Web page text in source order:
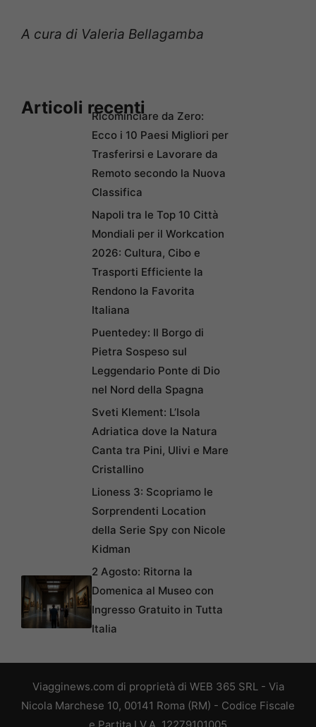
A cura di Valeria Bellagamba
Articoli recentiRicominciare da Zero:
Ecco i 10 Paesi Migliori per
Trasferirsi e Lavorare da
Remoto secondo la Nuova
Classifica
Napoli tra le Top 10 Città
Mondiali per il Workcation
2026: Cultura, Cibo e
Trasporti Efficiente la
Rendono la Favorita
Italiana
Puentedey: Il Borgo di
Pietra Sospeso sul
Leggendario Ponte di Dio
nel Nord della Spagna
Sveti Klement: L’Isola
Adriatica dove la Natura
Canta tra Pini, Ulivi e Mare
Cristallino
Lioness 3: Scopriamo le
Sorprendenti Location
della Serie Spy con Nicole
Kidman
2 Agosto: Ritorna la
Domenica al Museo con
Ingresso Gratuito in Tutta
Italia
Viagginews.com di proprietà di WEB 365 SRL - Via
Nicola Marchese 10, 00141 Roma (RM) - Codice Fiscale
e Partita I.V.A. 12279101005